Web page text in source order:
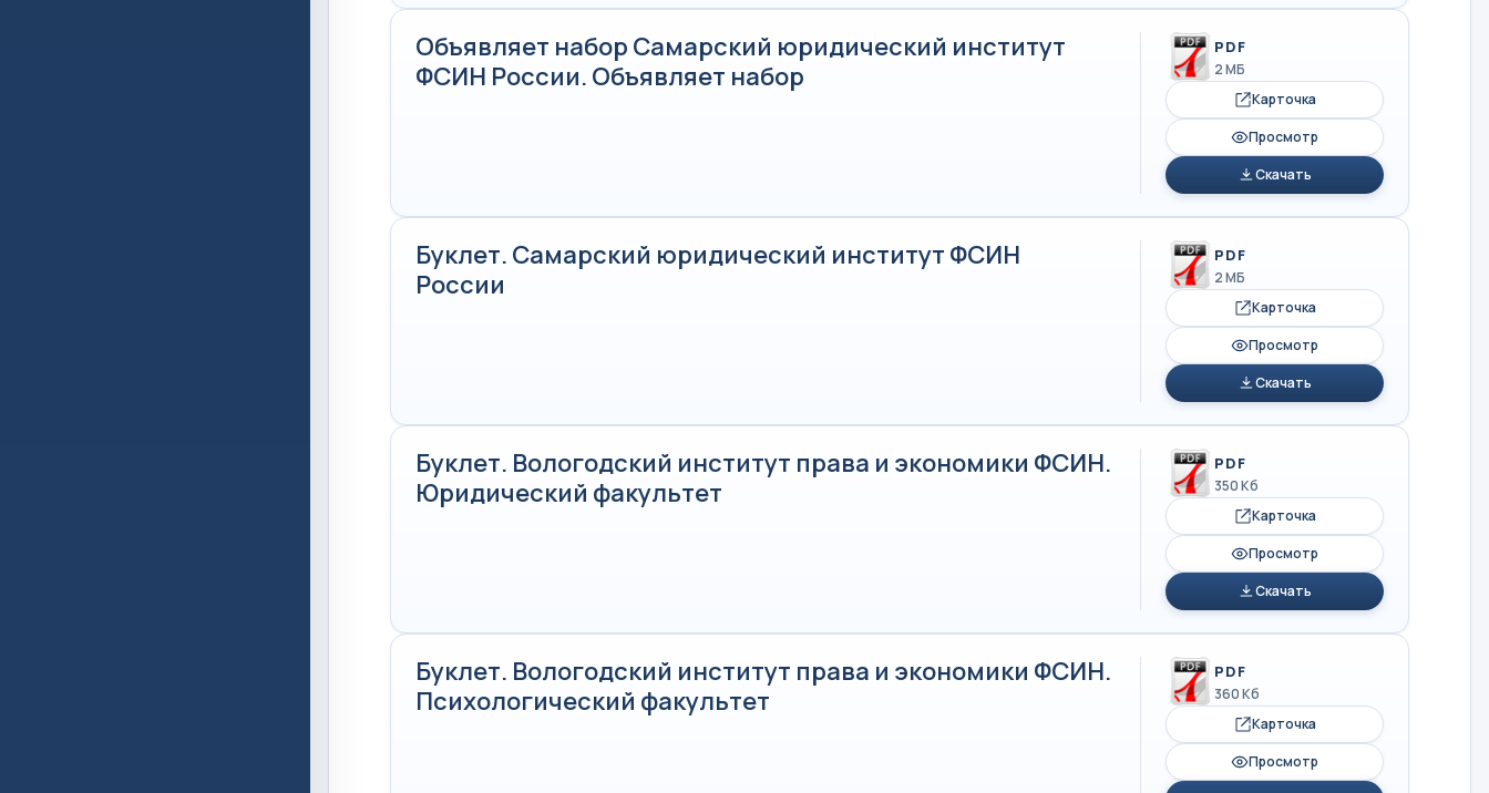
Объявляет набор Самарский юридический институт
ФСИН России. Объявляет набор
PDF
2 МБ
Карточка
Просмотр
Скачать
Буклет. Самарский юридический институт ФСИН
России
PDF
2 МБ
Карточка
Просмотр
Скачать
Буклет. Вологодский институт права и экономики ФСИН.
Юридический факультет
PDF
350 Кб
Карточка
Просмотр
Скачать
Буклет. Вологодский институт права и экономики ФСИН.
Психологический факультет
PDF
360 Кб
Карточка
Просмотр